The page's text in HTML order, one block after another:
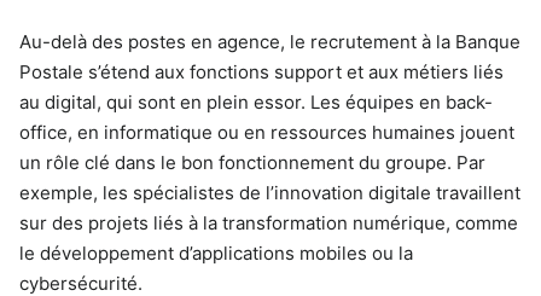
Au-delà des postes en agence, le recrutement à la Banque
Postale s’étend aux fonctions support et aux métiers liés
au digital, qui sont en plein essor. Les équipes en back-
office, en informatique ou en ressources humaines jouent
un rôle clé dans le bon fonctionnement du groupe. Par
exemple, les spécialistes de l’innovation digitale travaillent
sur des projets liés à la transformation numérique, comme
le développement d’applications mobiles ou la
cybersécurité.